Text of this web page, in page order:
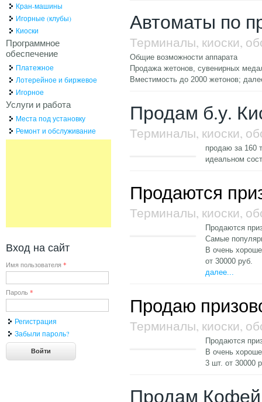
Автоматы по
Терминалы, киоски,
Общие возможности аппарата
Продажа жетонов, сувенирных
Вместимость до 2000 жетонов;
Продам б.у.
Терминалы, киоски,
продаю за 160
идеальном
Продаются
Терминалы, киоски,
Продаются
Самые
В очень
от 30000 руб.
далее...
Продаю
Терминалы, киоски,
Продаются
В очень
3 шт. от 30000
Продам
Кран-машины
Игорные (клубы)
Киоски
Программное
обеспечение
Платежное
Лотерейное и биржевое
Игорное
Услуги и работа
Места под установку
Ремонт и обслуживание
Вход на сайт
Имя пользователя *
Пароль *
Регистрация
Забыли пароль?